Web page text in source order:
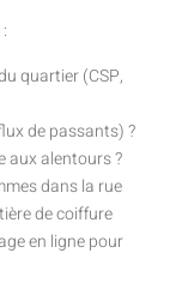
quartier (CSP,
de passants) ?
aux alentours ?
dans la rue
de coiffure
en ligne pour